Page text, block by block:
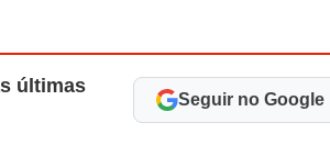
últimas
Seguir no Google